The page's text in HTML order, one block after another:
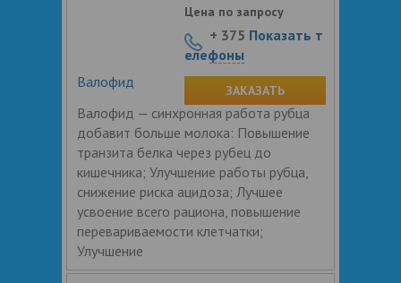
Валофид
Валофид — синхронная работа рубца
добавит больше молока: Повышение
транзита белка через рубец до
кишечника; Улучшение работы рубца,
снижение риска ацидоза; Лучшее
усвоение всего рациона, повышение
перевариваемости клетчатки;
Улучшение
Цена по запросу
+ 375 Показать т
елефоны
ЗАКАЗАТЬ